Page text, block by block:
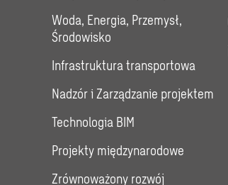
Woda, Energia, Przemysł,
Środowisko
Infrastruktura transportowa
Nadzór i Zarządzanie projektem
Technologia BIM
Projekty międzynarodowe
Zrównoważony rozwój